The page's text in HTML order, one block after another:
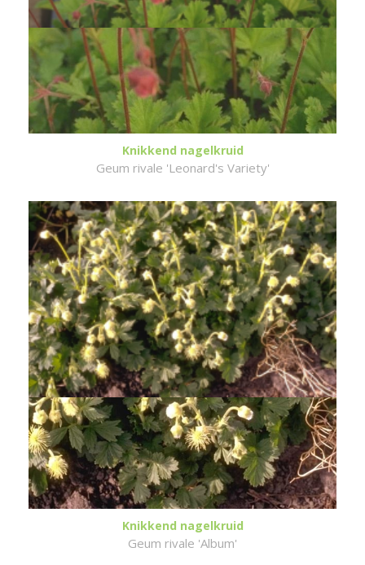
Knikkend nagelkruid
Geum rivale 'Leonard's Variety'
Knikkend nagelkruid
Geum rivale 'Album'